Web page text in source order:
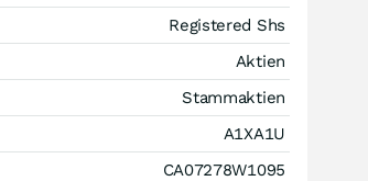
Registered Shs
Aktien
Stammaktien
A1XA1U
CA07278W1095